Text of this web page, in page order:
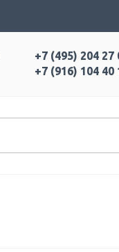
+7 (495) 204 27
+7 (916) 104 40